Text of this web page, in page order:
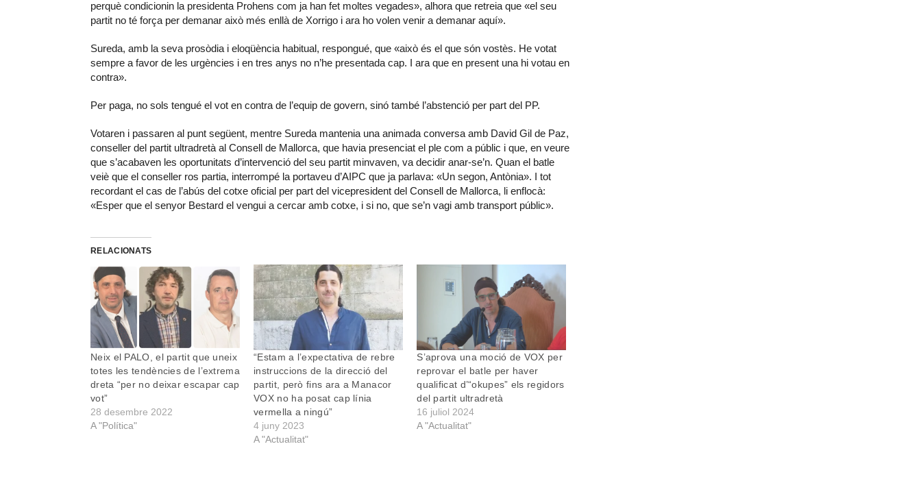
perquè condicionin la presidenta Prohens com ja han fet moltes vegades», alhora que retreia que «el seu
partit no té força per demanar això més enllà de Xorrigo i ara ho volen venir a demanar aquí».
Sureda, amb la seva prosòdia i eloqüència habitual, respongué, que «això és el que són vostès. He votat
sempre a favor de les urgències i en tres anys no n’he presentada cap. I ara que en present una hi votau en
contra».
Per paga, no sols tengué el vot en contra de l’equip de govern, sinó també l’abstenció per part del PP.
Votaren i passaren al punt següent, mentre Sureda mantenia una animada conversa amb David Gil de Paz,
conseller del partit ultradretà al Consell de Mallorca, que havia presenciat el ple com a públic i que, en veure
que s’acabaven les oportunitats d’intervenció del seu partit minvaven, va decidir anar-se’n. Quan el batle
veiè que el conseller ros partia, interrompé la portaveu d’AIPC que ja parlava: «Un segon, Antònia». I tot
recordant el cas de l’abús del cotxe oficial per part del vicepresident del Consell de Mallorca, li enflocà:
«Esper que el senyor Bestard el vengui a cercar amb cotxe, i si no, que se’n vagi amb transport públic».
RELACIONATS
Neix el PALO, el partit que uneix
totes les tendències de l’extrema
dreta “per no deixar escapar cap
vot”
28 desembre 2022
A "Política"
“Estam a l’expectativa de rebre
instruccions de la direcció del
partit, però fins ara a Manacor
VOX no ha posat cap línia
vermella a ningú”
4 juny 2023
A "Actualitat"
S’aprova una moció de VOX per
reprovar el batle per haver
qualificat d’“okupes” els regidors
del partit ultradretà
16 juliol 2024
A "Actualitat"